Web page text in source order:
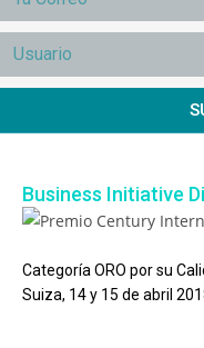
Business Initiative
Categoría ORO por su
Suiza, 14 y 15 de abril